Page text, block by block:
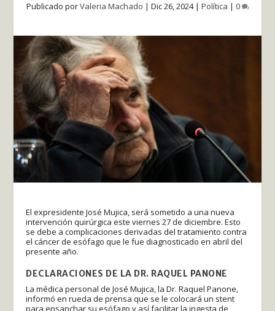
Publicado porValeria Machado | Dic 26, 2024| Política | 0
El expresidente José Mujica, será sometido a una nueva
intervención quirúrgica este viernes 27 de diciembre. Esto
se debe a complicaciones derivadas del tratamiento contra
el cáncer de esófago que le fue diagnosticado en abril del
presente año.
DECLARACIONES DE LA DR. RAQUEL PANONE
La médica personal de José Mujica, la Dr. Raquel Panone,
informó en rueda de prensa que se le colocará un stent
para ensanchar su esófago y así facilitar la ingesta de